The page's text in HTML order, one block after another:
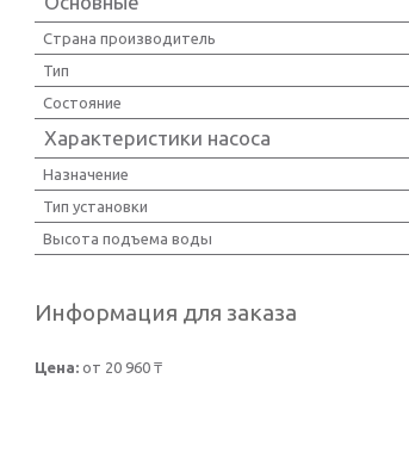
Страна производитель
Тип
Состояние
Характеристики насоса
Назначение
Тип установки
Высота подъема воды
Информация для заказа
Цена: от 20 960 ₸